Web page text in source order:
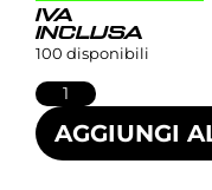
IVA
INCLUSA
100 disponibili
AGGIUNGI